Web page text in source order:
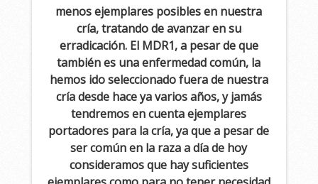
menos ejemplares posibles en nuestra
cría, tratando de avanzar en su
erradicación. El MDR1, a pesar de que
también es una enfermedad común, la
hemos ido seleccionado fuera de nuestra
cría desde hace ya varios años, y jamás
tendremos en cuenta ejemplares
portadores para la cría, ya que a pesar de
ser común en la raza a día de hoy
consideramos que hay suficientes